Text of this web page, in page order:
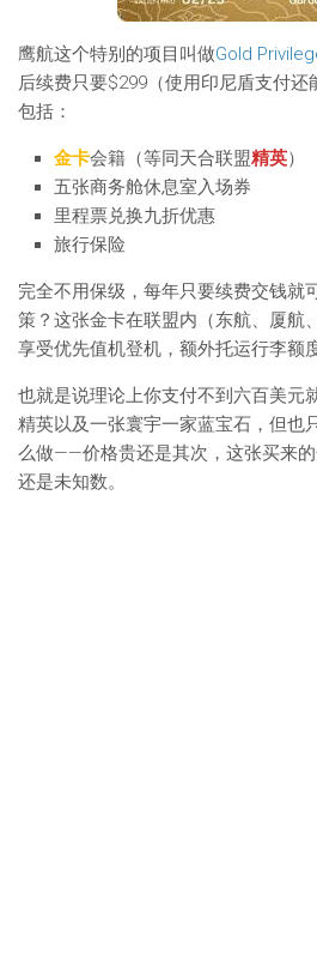
鹰航这个特别的项目叫做Gold
后续费只要$299（使用印尼盾支付
包括：
金卡会籍（等同天合联盟精英）
五张商务舱休息室入场券
里程票兑换九折优惠
旅行保险
完全不用保级，每年只要续费交钱就
策？这张金卡在联盟内（东航、厦航
享受优先值机登机，额外托运行李额
也就是说理论上你支付不到六百美元
精英以及一张寰宇一家蓝宝石，但也
么做——价格贵还是其次，这张买来
还是未知数。